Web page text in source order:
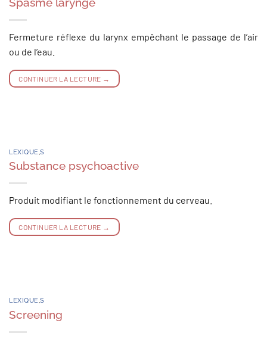
Fermeture réflexe du larynx empêchant le passage de l’air
ou de l’eau.
CONTINUER LA LECTURE →
LEXIQUE ,S
Substance psychoactive
Produit modifiant le fonctionnement du cerveau.
CONTINUER LA LECTURE →
LEXIQUE,S
Screening